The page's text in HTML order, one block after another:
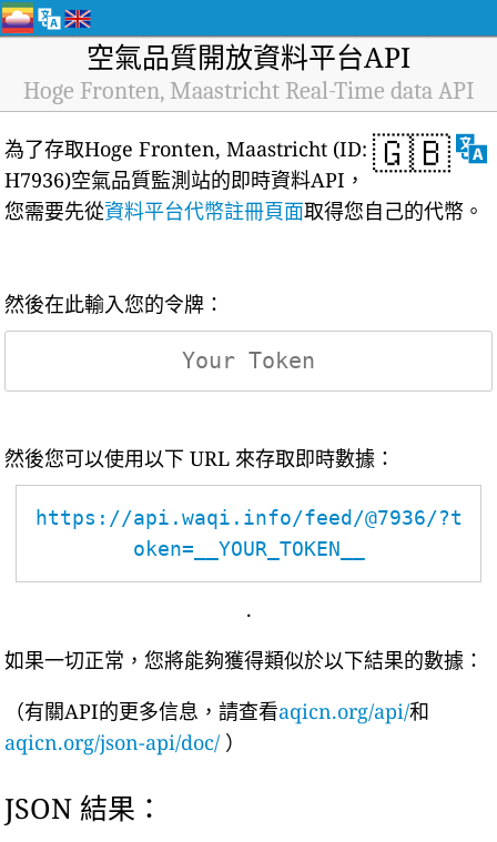
空氣品質開放資料平台API
Hoge Fronten, Maastricht Real-Time data API
🇬🇧
為了存取Hoge Fronten, Maastricht (ID:
H7936)空氣品質監測站的即時資料API，
您需要先從資料平台代幣註冊頁面取得您自己的代幣。
然後在此輸入您的令牌：
然後您可以使用以下 URL 來存取即時數據：
https://api.waqi.info/feed/@7936/?t
oken=__YOUR_TOKEN__
.
如果一切正常，您將能夠獲得類似於以下結果的數據：
（有關API的更多信息，請查看aqicn.org/api/和
aqicn.org/json-api/doc/ ）
JSON 結果：